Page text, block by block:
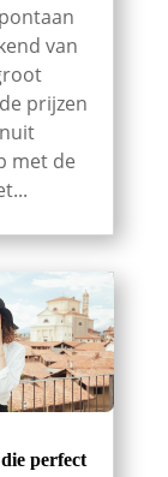
van
prijzen
met de
perfect